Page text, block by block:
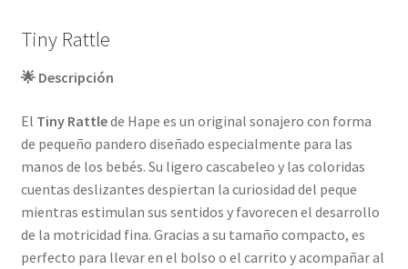
Tiny Rattle
🌟 Descripción
El Tiny Rattlede Hape es un original sonajero con forma
de pequeño pandero diseñado especialmente para las
manos de los bebés. Su ligero cascabeleo y las coloridas
cuentas deslizantes despiertan la curiosidad del peque
mientras estimulan sus sentidos y favorecen el desarrollo
de la motricidad fina. Gracias a su tamaño compacto, es
perfecto para llevar en el bolso o el carrito y acompañar al